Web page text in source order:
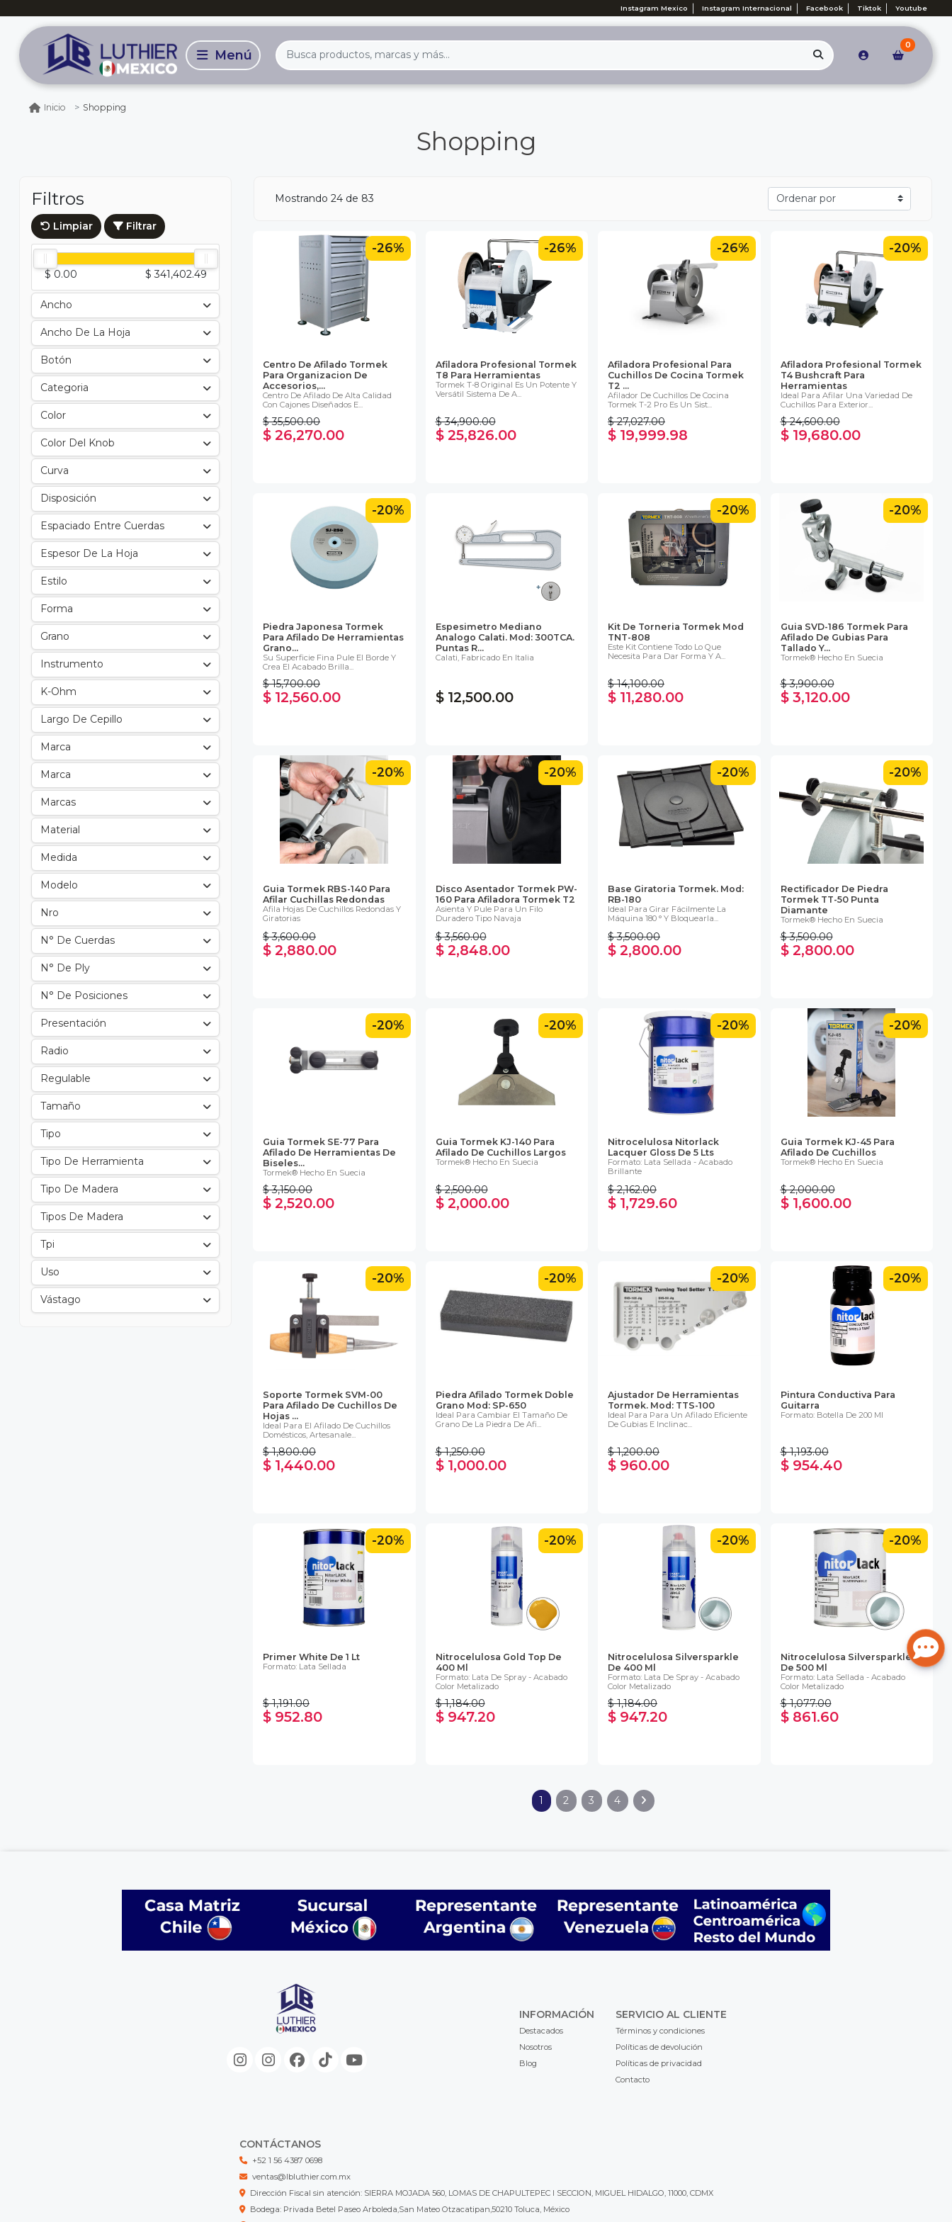
Instagram Mexico Instagram Internacional Facebook Tiktok Youtube
0
Inicio Shopping
Shopping
Filtros
Limpiar Filtrar
$ 0.00 $ 341,402.49
Ancho
Ancho De La Hoja
Botón
Categoria
Color
Color Del Knob
Curva
Disposición
Espaciado Entre Cuerdas
Espesor De La Hoja
Estilo
Forma
Grano
Instrumento
K-Ohm
Largo De Cepillo
Marca
Marca
Marcas
Material
Medida
Modelo
Nro
N° De Cuerdas
N° De Ply
N° De Posiciones
Presentación
Radio
Regulable
Tamaño
Tipo
Tipo De Herramienta
Tipo De Madera
Tipos De Madera
Tpi
Uso
Vástago
Mostrando 24 de 83
-26%
Centro De Afilado Tormek
Para Organizacion De
Accesorios,...
Centro De Afilado De Alta Calidad
Con Cajones Diseñados E...
$ 35,500.00
$ 26,270.00
-26%
Afiladora Profesional Tormek
T8 Para Herramientas
Tormek T-8 Original Es Un Potente Y
Versátil Sistema De A...
$ 34,900.00
$ 25,826.00
-26%
Afiladora Profesional Para
Cuchillos De Cocina Tormek
T2 ...
Afilador De Cuchillos De Cocina
Tormek T-2 Pro Es Un Sist...
$ 27,027.00
$ 19,999.98
-20%
Afiladora Profesional Tormek
T4 Bushcraft Para
Herramientas
Ideal Para Afilar Una Variedad De
Cuchillos Para Exterior...
$ 24,600.00
$ 19,680.00
-20%
Piedra Japonesa Tormek
Para Afilado De Herramientas
Grano...
Su Superficie Fina Pule El Borde Y
Crea El Acabado Brilla...
$ 15,700.00
$ 12,560.00
Espesimetro Mediano
Analogo Calati. Mod: 300TCA.
Puntas R...
Calati, Fabricado En Italia
$ 12,500.00
-20%
Kit De Torneria Tormek Mod
TNT-808
Este Kit Contiene Todo Lo Que
Necesita Para Dar Forma Y A...
$ 14,100.00
$ 11,280.00
-20%
Guia SVD-186 Tormek Para
Afilado De Gubias Para
Tallado Y...
Tormek® Hecho En Suecia
$ 3,900.00
$ 3,120.00
-20%
Guia Tormek RBS-140 Para
Afilar Cuchillas Redondas
Afila Hojas De Cuchillos Redondas Y
Giratorias
$ 3,600.00
$ 2,880.00
-20%
Disco Asentador Tormek PW-
160 Para Afiladora Tormek T2
Asienta Y Pule Para Un Filo
Duradero Tipo Navaja
$ 3,560.00
$ 2,848.00
-20%
Base Giratoria Tormek. Mod:
RB-180
Ideal Para Girar Fácilmente La
Máquina 180 ° Y Bloquearla...
$ 3,500.00
$ 2,800.00
-20%
Rectificador De Piedra
Tormek TT-50 Punta
Diamante
Tormek® Hecho En Suecia
$ 3,500.00
$ 2,800.00
-20%
Guia Tormek SE-77 Para
Afilado De Herramientas De
Biseles...
Tormek® Hecho En Suecia
$ 3,150.00
$ 2,520.00
-20%
Guia Tormek KJ-140 Para
Afilado De Cuchillos Largos
Tormek® Hecho En Suecia
$ 2,500.00
$ 2,000.00
-20%
Nitrocelulosa Nitorlack
Lacquer Gloss De 5 Lts
Formato: Lata Sellada - Acabado
Brillante
$ 2,162.00
$ 1,729.60
-20%
Guia Tormek KJ-45 Para
Afilado De Cuchillos
Tormek® Hecho En Suecia
$ 2,000.00
$ 1,600.00
-20%
Soporte Tormek SVM-00
Para Afilado De Cuchillos De
Hojas ...
Ideal Para El Afilado De Cuchillos
Domésticos, Artesanale...
$ 1,800.00
$ 1,440.00
-20%
Piedra Afilado Tormek Doble
Grano Mod: SP-650
Ideal Para Cambiar El Tamaño De
Grano De La Piedra De Afi...
$ 1,250.00
$ 1,000.00
-20%
Ajustador De Herramientas
Tormek. Mod: TTS-100
Ideal Para Para Un Afilado Eficiente
De Gubias E Inclinac...
$ 1,200.00
$ 960.00
-20%
Pintura Conductiva Para
Guitarra
Formato: Botella De 200 Ml
$ 1,193.00
$ 954.40
-20%
Primer White De 1 Lt
Formato: Lata Sellada
$ 1,191.00
$ 952.80
-20%
Nitrocelulosa Gold Top De
400 Ml
Formato: Lata De Spray - Acabado
Color Metalizado
$ 1,184.00
$ 947.20
-20%
Nitrocelulosa Silversparkle
De 400 Ml
Formato: Lata De Spray - Acabado
Color Metalizado
$ 1,184.00
$ 947.20
-20%
Nitrocelulosa Silversparkle
De 500 Ml
Formato: Lata Sellada - Acabado
Color Metalizado
$ 1,077.00
$ 861.60
1 2 3 4
INFORMACIÓN
Destacados
Nosotros
Blog
SERVICIO AL CLIENTE
Términos y condiciones
Políticas de devolución
Políticas de privacidad
Contacto
CONTÁCTANOS
+52 1 56 4387 0698
ventas@lbluthier.com.mx
Dirección Fiscal sin atención: SIERRA MOJADA 560, LOMAS DE CHAPULTEPEC I SECCION, MIGUEL HIDALGO, 11000, CDMX
Bodega: Privada Betel Paseo Arboleda,San Mateo Otzacatipan,50210 Toluca, México